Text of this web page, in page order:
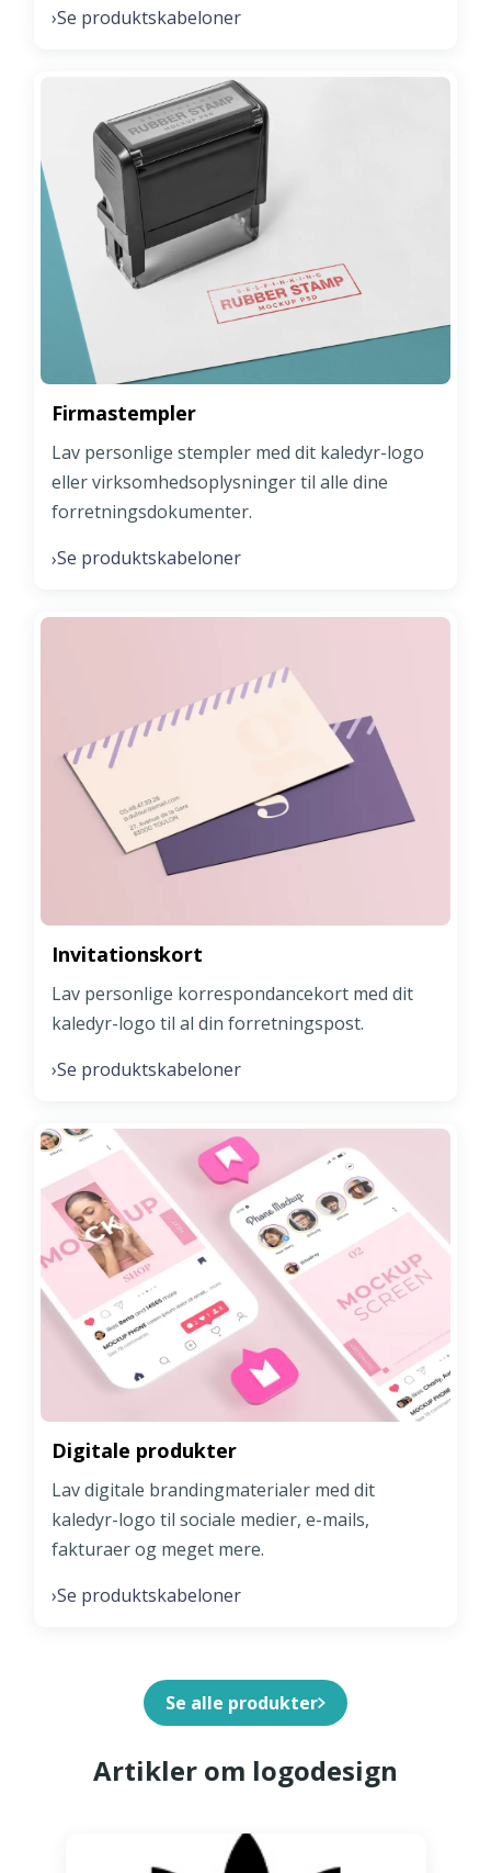
›Se produktskabeloner
Firmastempler
Lav personlige stempler med dit kaledyr-logo
eller virksomhedsoplysninger til alle dine
forretningsdokumenter.
›Se produktskabeloner
Invitationskort
Lav personlige korrespondancekort med dit
kaledyr-logo til al din forretningspost.
›Se produktskabeloner
Digitale produkter
Lav digitale brandingmaterialer med dit
kaledyr-logo til sociale medier, e-mails,
fakturaer og meget mere.
›Se produktskabeloner
Se alle produkter
Artikler om logodesign